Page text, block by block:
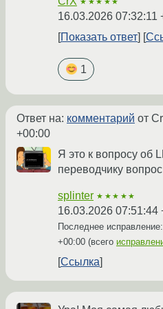
16.03.2026 07:32:11
Показать ответ
1
Ответ на: комментарий от
+00:00
Я это к вопросу об
переводчику
splinter ★★★★★
16.03.2026 07:51:44
Последнее
+00:00 (всего
Ссылка